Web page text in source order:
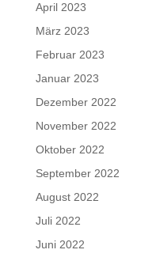
April 2023
März 2023
Februar 2023
Januar 2023
Dezember 2022
November 2022
Oktober 2022
September 2022
August 2022
Juli 2022
Juni 2022